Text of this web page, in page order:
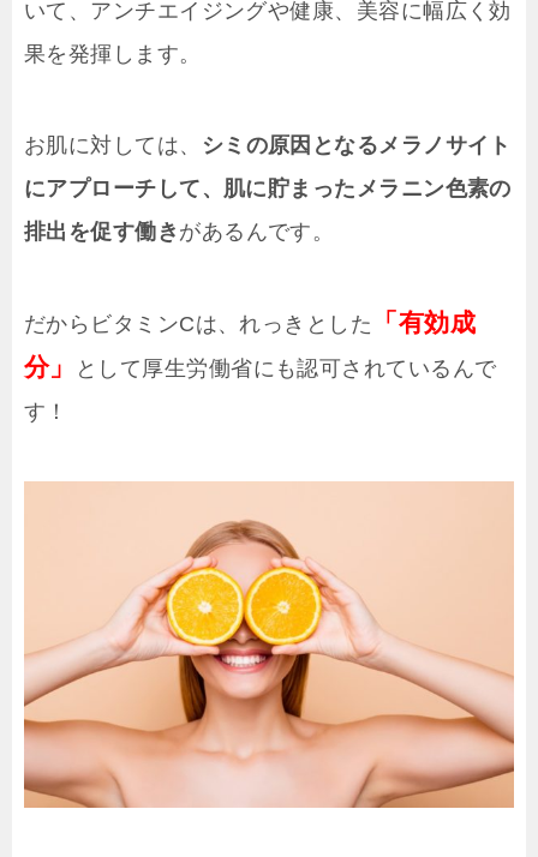
いて、アンチエイジングや健康、美容に幅広く効
果を発揮します。
お肌に対しては、
シミの原因となるメラノサイト
にアプローチして、肌に貯まったメラニン色素の
排出を促す働き があるんです。
だからビタミンCは、れっきとした
「有効成
分」
として厚生労働省にも認可されているんで
す！